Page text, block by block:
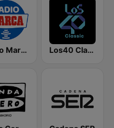
Radio Marca Nacional Los40 Classic